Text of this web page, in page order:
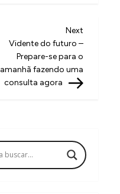
Next
Post
Next
Vidente do futuro –
Prepare-se para o
amanhã fazendo uma
consulta agora